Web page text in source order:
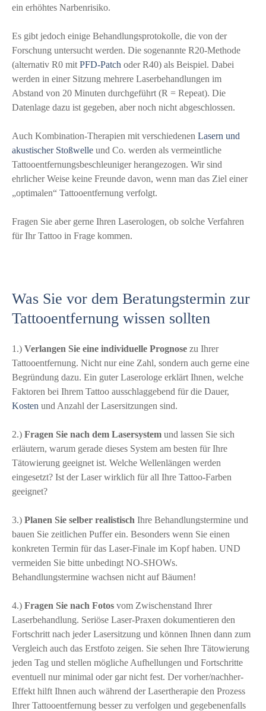
ein erhöhtes Narbenrisiko.
Es gibt jedoch einige Behandlungsprotokolle, die von der
Forschung untersucht werden. Die sogenannte R20-Methode
(alternativ R0 mit PFD-Patch oder R40) als Beispiel. Dabei
werden in einer Sitzung mehrere Laserbehandlungen im
Abstand von 20 Minuten durchgeführt (R = Repeat). Die
Datenlage dazu ist gegeben, aber noch nicht abgeschlossen.
Auch Kombination-Therapien mit verschiedenen Lasern und
akustischer Stoßwelle und Co. werden als vermeintliche
Tattooentfernungsbeschleuniger herangezogen. Wir sind
ehrlicher Weise keine Freunde davon, wenn man das Ziel einer
„optimalen“ Tattooentfernung verfolgt.
Fragen Sie aber gerne Ihren Laserologen, ob solche Verfahren
für Ihr Tattoo in Frage kommen.
Was Sie vor dem Beratungstermin zur
Tattooentfernung wissen sollten
1.) Verlangen Sie eine individuelle Prognose zu Ihrer
Tattooentfernung. Nicht nur eine Zahl, sondern auch gerne eine
Begründung dazu. Ein guter Laserologe erklärt Ihnen, welche
Faktoren bei Ihrem Tattoo ausschlaggebend für die Dauer,
Kosten und Anzahl der Lasersitzungen sind.
2.) Fragen Sie nach dem Lasersystem und lassen Sie sich
erläutern, warum gerade dieses System am besten für Ihre
Tätowierung geeignet ist. Welche Wellenlängen werden
eingesetzt? Ist der Laser wirklich für all Ihre Tattoo-Farben
geeignet?
3.) Planen Sie selber realistisch Ihre Behandlungstermine und
bauen Sie zeitlichen Puffer ein. Besonders wenn Sie einen
konkreten Termin für das Laser-Finale im Kopf haben. UND
vermeiden Sie bitte unbedingt NO-SHOWs.
Behandlungstermine wachsen nicht auf Bäumen!
4.) Fragen Sie nach Fotos vom Zwischenstand Ihrer
Laserbehandlung. Seriöse Laser-Praxen dokumentieren den
Fortschritt nach jeder Lasersitzung und können Ihnen dann zum
Vergleich auch das Erstfoto zeigen. Sie sehen Ihre Tätowierung
jeden Tag und stellen mögliche Aufhellungen und Fortschritte
eventuell nur minimal oder gar nicht fest. Der vorher/nachher-
Effekt hilft Ihnen auch während der Lasertherapie den Prozess
Ihrer Tattooentfernung besser zu verfolgen und gegebenenfalls